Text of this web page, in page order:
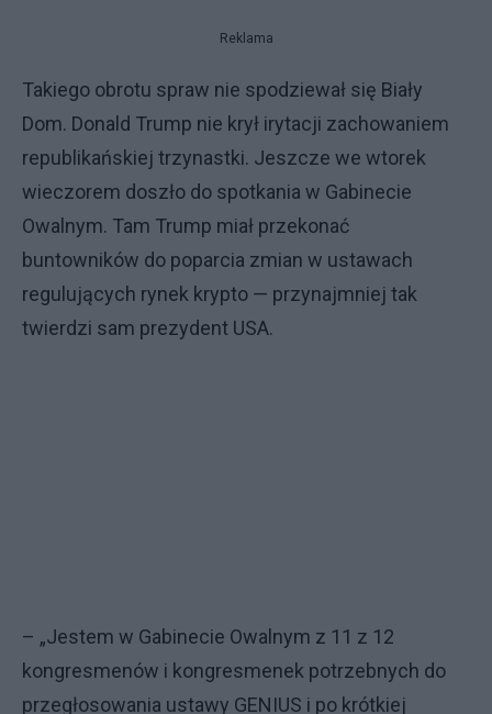
Reklama
Takiego obrotu spraw nie spodziewał się Biały
Dom. Donald Trump nie krył irytacji zachowaniem
republikańskiej trzynastki. Jeszcze we wtorek
wieczorem doszło do spotkania w Gabinecie
Owalnym. Tam Trump miał przekonać
buntowników do poparcia zmian w ustawach
regulujących rynek krypto — przynajmniej tak
twierdzi sam prezydent USA.
– „Jestem w Gabinecie Owalnym z 11 z 12
kongresmenów i kongresmenek potrzebnych do
przegłosowania ustawy GENIUS i po krótkiej